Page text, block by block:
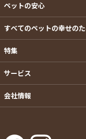
ペットの安心
すべてのペットの幸せの
特集
サービス
会社情報